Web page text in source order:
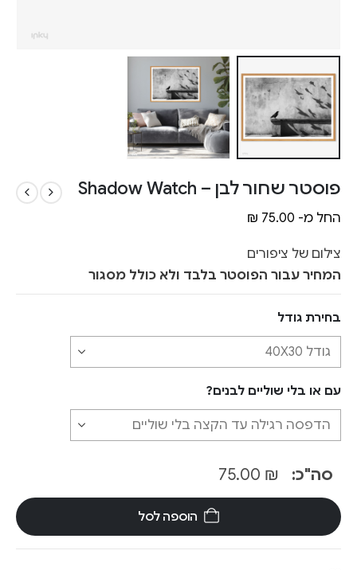
פוסטר שחור לבן – Shadow Watch
החל מ- ₪ 75.00
צילום של ציפורים
המחיר עבור הפוסטר בלבד ולא כולל מסגור
בחירת גודל
עם או בלי שוליים לבנים?
סה"כ: ₪
הוספה לסל